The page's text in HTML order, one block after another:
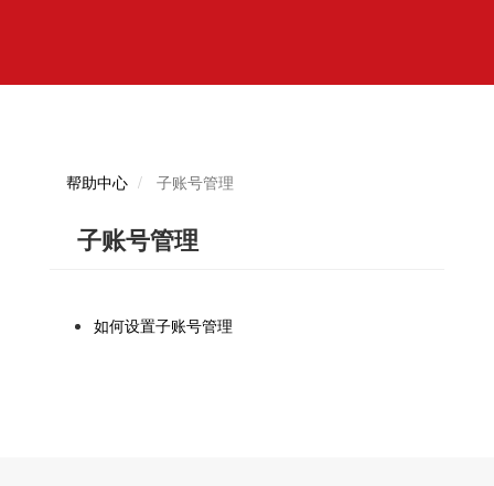
帮助中心 子账号管理
子账号管理
如何设置子账号管理